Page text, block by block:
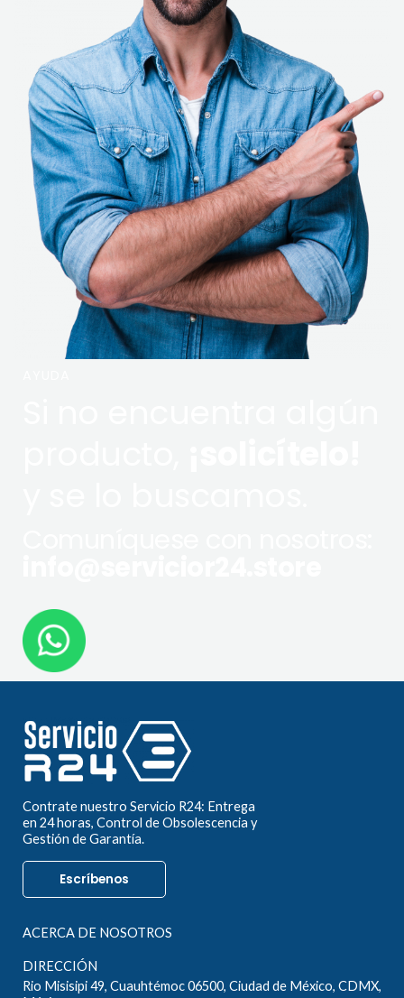
Contrate nuestro Servicio R24: Entrega
en 24 horas, Control de Obsolescencia y
Gestión de Garantía.
Escríbenos
ACERCA DE NOSOTROS
DIRECCIÓN
Rio Misisipi 49, Cuauhtémoc 06500, Ciudad de México, CDMX,